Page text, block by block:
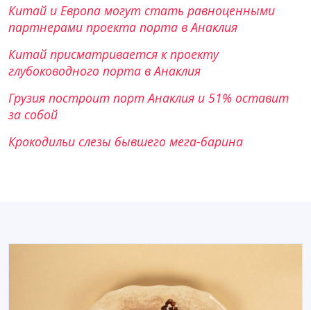
Китай и Европа могут стать равноценными
партнерами проекта порта в Анаклия
Китай присматривается к проекту
глубоководного порта в Анаклия
Грузия построит порт Анаклия и 51% оставит
за собой
Крокодильи слезы бывшего мега-барина